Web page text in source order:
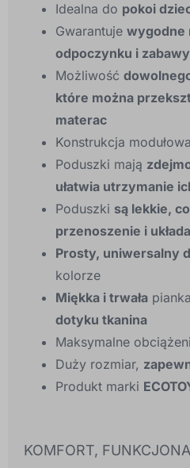
Idealna do pokoi
Gwarantuje wygodne
odpoczynku i zabawy
Możliwość
które można
materac
Konstrukcja
Poduszki mają
ułatwia utrzymanie
Poduszki są lekkie,
przenoszenie i
Prosty, uniwersalny
kolorze
Miękka i trwała
dotyku tkanina
Maksymalne
Duży rozmiar,
Produkt marki
KOMFORT,